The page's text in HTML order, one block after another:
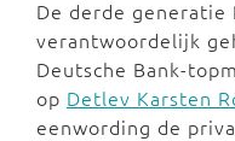
De derde generatie
verantwoordelijk
Deutsche Bank-
op Detlev Karsten
eenwording de